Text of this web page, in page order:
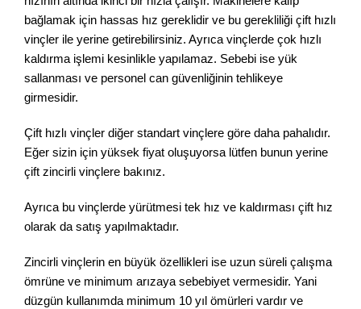
bağlamak için hassas hız gereklidir ve bu gerekliliği çift hızlı
vinçler ile yerine getirebilirsiniz. Ayrıca vinçlerde çok hızlı
kaldırma işlemi kesinlikle yapılamaz. Sebebi ise yük
sallanması ve personel can güvenliğinin tehlikeye
girmesidir.
Çift hızlı vinçler diğer standart vinçlere göre daha pahalıdır.
Eğer sizin için yüksek fiyat oluşuyorsa lütfen bunun yerine
çift zincirli vinçlere bakınız.
Ayrıca bu vinçlerde yürütmesi tek hız ve kaldırması çift hız
olarak da satış yapılmaktadır.
Zincirli vinçlerin en büyük özellikleri ise uzun süreli çalışma
ömrüne ve minimum arızaya sebebiyet vermesidir. Yani
düzgün kullanımda minimum 10 yıl ömürleri vardır ve